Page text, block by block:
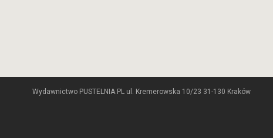
Wydawnictwo PUSTELNIA.PL ul. Kremerowska 10/23 31-130 Kraków